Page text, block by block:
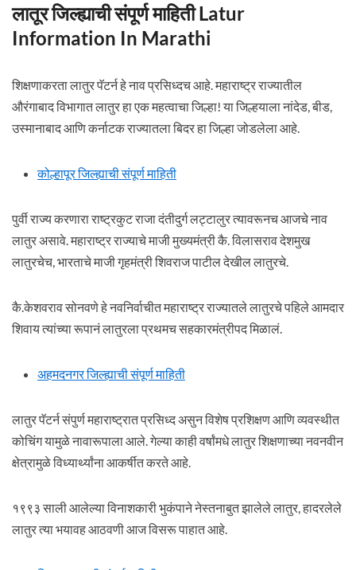
लातूर जिल्ह्याची संपूर्ण माहिती Latur
Information In Marathi
शिक्षणाकरता लातुर पॅटर्न हे नाव प्रसिध्दच आहे. महाराष्ट्र राज्यातील
औरंगाबाद विभागात लातुर हा एक महत्वाचा जिल्हा! या जिल्हयाला नांदेड, बीड,
उस्मानाबाद आणि कर्नाटक राज्यातला बिदर हा जिल्हा जोडलेला आहे.
कोल्हापूर जिल्ह्याची संपूर्ण माहिती
पुर्वी राज्य करणारा राष्ट्रकुट राजा दंतीदुर्ग लट्टालुर त्यावरूनच आजचे नाव
लातुर असावे. महाराष्ट्र राज्याचे माजी मुख्यमंत्री कै. विलासराव देशमुख
लातुरचेच, भारताचे माजी गृहमंत्री शिवराज पाटील देखील लातुरचे.
कै.केशवराव सोनवणे हे नवनिर्वाचीत महाराष्ट्र राज्यातले लातुरचे पहिले आमदार
शिवाय त्यांच्या रूपानं लातुरला प्रथमच सहकारमंत्रीपद मिळालं.
अहमदनगर जिल्ह्याची संपूर्ण माहिती
लातुर पॅटर्न संपुर्ण महाराष्ट्रात प्रसिध्द असुन विशेष प्रशिक्षण आणि व्यवस्थीत
कोचिंग यामुळे नावारूपाला आले. गेल्या काही वर्षांमधे लातुर शिक्षणाच्या नवनवीन
क्षेत्रामुळे विध्यार्थ्यांना आकर्षीत करते आहे.
१९९३ साली आलेल्या विनाशकारी भुकंपाने नेस्तनाबुत झालेले लातुर, हादरलेले
लातुर त्या भयावह आठवणी आज विसरू पाहात आहे.